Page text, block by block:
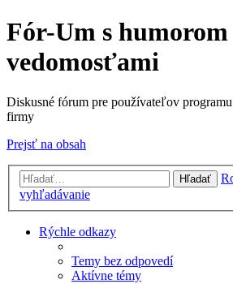
Fór-Um s humorom
vedomosťami
Diskusné fórum pre používateľov
firmy
Prejsť na obsah
Hľadať
vyhľadávanie
Rýchle odkazy
Temy bez odpovedí
Aktívne témy